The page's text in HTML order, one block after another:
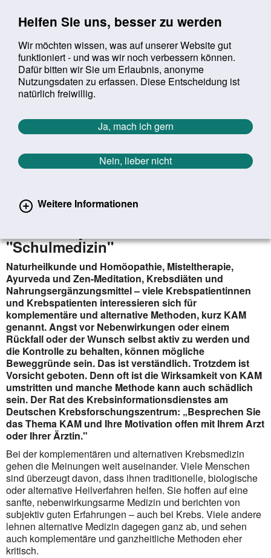
Helfen Sie uns, besser zu werden
Wir möchten wissen, was auf unserer Website gut
funktioniert - und was wir noch verbessern können.
Dafür bitten wir Sie um Erlaubnis, anonyme
Nutzungsdaten zu erfassen. Diese Entscheidung ist
natürlich freiwillig.
Ja, mach ich gern
Nein, lieber nicht
Weitere Informationen
Suchbegriff:
Sie befinden sich hier:
Startseite Aktuelles Aktuelle Meldungen
Aktuelle Meldungen
Zurück zur Übersicht erster
vorheriger
1225/1627
"Mir wurde da was empfohlen..." -
"Schulmedizin"
Naturheilkunde und Homöopathie, Misteltherapie,
Ayurveda und Zen-Meditation, Krebsdiäten und
Nahrungsergänzungsmittel – viele Krebspatientinnen
und Krebspatienten interessieren sich für
komplementäre und alternative Methoden, kurz KAM
genannt. Angst vor Nebenwirkungen oder einem
Rückfall oder der Wunsch selbst aktiv zu werden und
die Kontrolle zu behalten, können mögliche
Beweggründe sein. Das ist verständlich. Trotzdem ist
Vorsicht geboten. Denn oft ist die Wirksamkeit von KAM
umstritten und manche Methode kann auch schädlich
sein. Der Rat des Krebsinformationsdienstes am
Deutschen Krebsforschungszentrum: „Besprechen Sie
das Thema KAM und Ihre Motivation offen mit Ihrem Arzt
oder Ihrer Ärztin."
Bei der komplementären und alternativen Krebsmedizin
gehen die Meinungen weit auseinander. Viele Menschen
sind überzeugt davon, dass ihnen traditionelle, biologische
oder alternative Heilverfahren helfen. Sie hoffen auf eine
sanfte, nebenwirkungsarme Medizin und berichten von
subjektiv guten Erfahrungen – auch bei Krebs. Viele andere
lehnen alternative Medizin dagegen ganz ab, und sehen
auch komplementäre und ganzheitliche Methoden eher
kritisch.